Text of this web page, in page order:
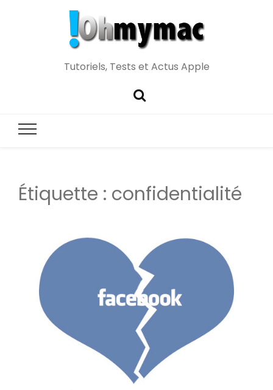
Tutoriels, Tests et Actus Apple
Étiquette : confidentialité